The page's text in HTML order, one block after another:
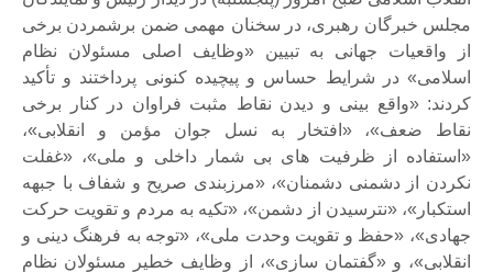
مجلس خبرگان رهبری، در سخنان مهمی ضمن برشمردن برخی
از واقعیات جهانی به تبیین «وظایف اصلی مسئولان نظام
اسلامی» در شرایط حساس و پیچیده کنونی پرداختند و تأکید
کردند: «واقع بینی و دیدن نقاط مثبت فراوان در کنار برخی
نقاط ضعف»، «افتخار به نسل جوان مؤمن و انقلابی»،
«استفاده از ظرفیت های بی شمار داخلی و ملی»، «غفلت
نکردن از دشمنی دشمنان»، «مرزبندی صریح و شفاف با جبهه
استکبار»، «نترسیدن از دشمن»، «تکیه به مردم و تقویت حرکت
جهادی»، «حفظ و تقویت وحدت ملی»، «توجه به فرهنگ دینی و
انقلابی»، و «گفتمان سازی»، از وظایف خطیر مسئولان نظام